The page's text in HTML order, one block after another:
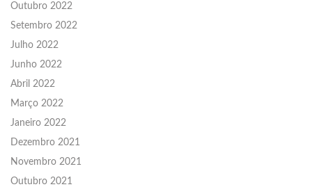
Outubro 2022
Setembro 2022
Julho 2022
Junho 2022
Abril 2022
Março 2022
Janeiro 2022
Dezembro 2021
Novembro 2021
Outubro 2021